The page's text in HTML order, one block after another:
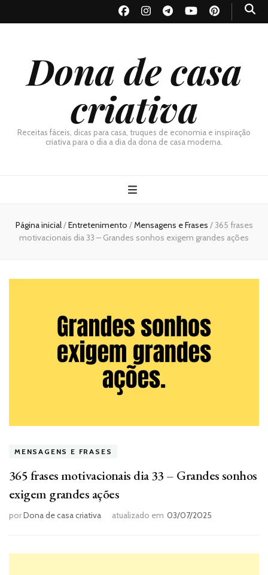
Dona de casa
criativa
Receitas fáceis, dicas para casa, truques de economia e inspiração
criativa para o dia a dia da dona de casa moderna.
Página inicial/Entretenimento /Mensagens e Frases /365 frases
motivacionais dia 33 – Grandes sonhos exigem grandes ações
MENSAGENS E FRASES
365 frases motivacionais dia 33 – Grandes sonhos
exigem grandes ações
porDona de casa criativa atualizado em 03/07/2025